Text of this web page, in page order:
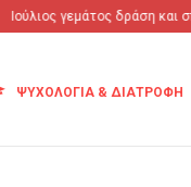
Ιούλιος γεμάτος δράση και
ΨΥΧΟΛΟΓΙΑ & ΔΙΑΤΡΟΦΗ